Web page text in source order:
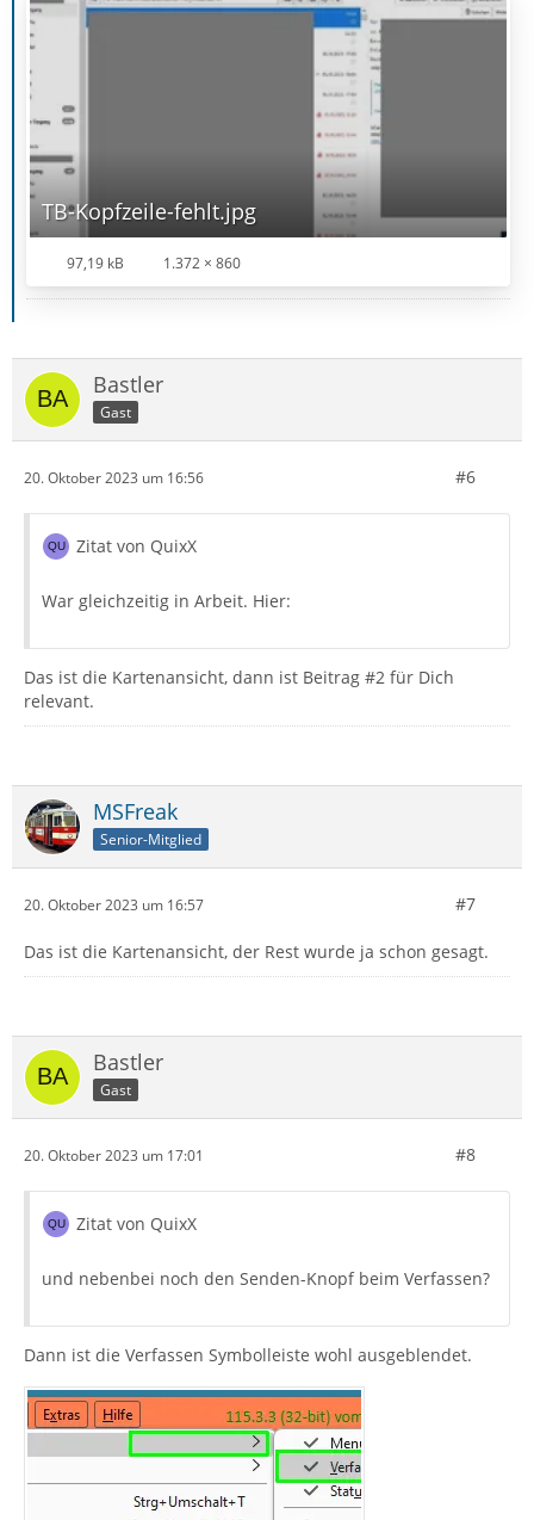
TB-Kopfzeile-fehlt.jpg
97,19 kB 1.372 × 860
Bastler
Gast
20. Oktober 2023 um 16:56 #6
Zitat von QuixX
War gleichzeitig in Arbeit. Hier:
Das ist die Kartenansicht, dann ist Beitrag #2 für Dich
relevant.
MSFreak
Senior-Mitglied
20. Oktober 2023 um 16:57 #7
Das ist die Kartenansicht, der Rest wurde ja schon gesagt.
Bastler
Gast
20. Oktober 2023 um 17:01 #8
Zitat von QuixX
und nebenbei noch den Senden-Knopf beim Verfassen?
Dann ist die Verfassen Symbolleiste wohl ausgeblendet.